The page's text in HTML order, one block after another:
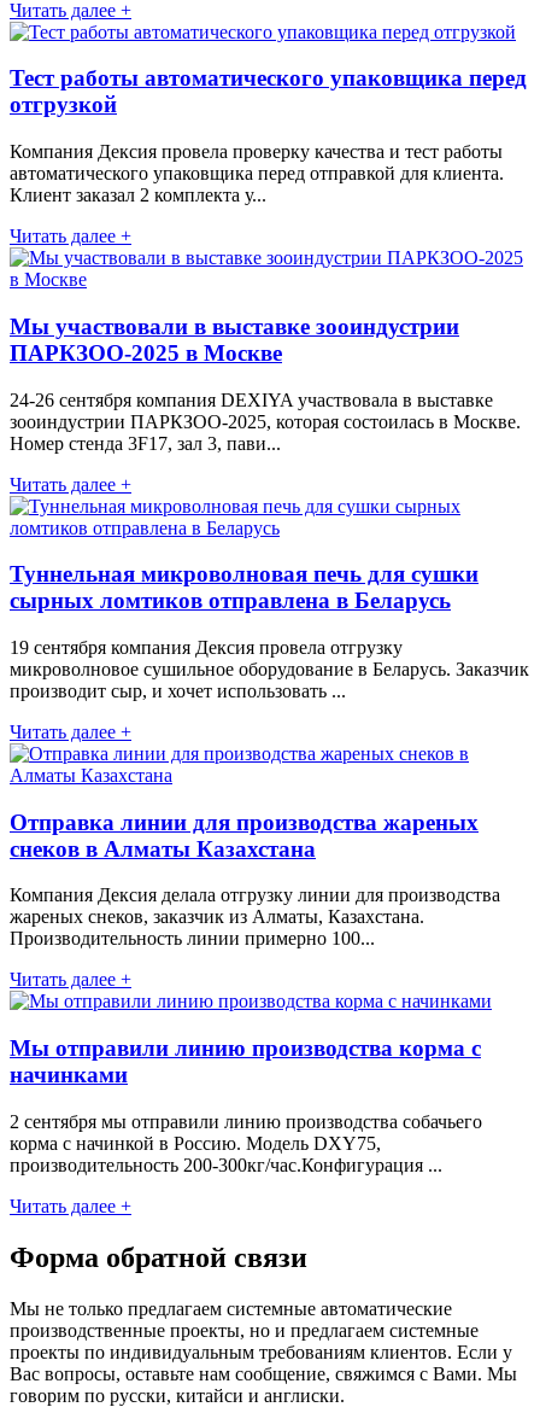
Читать далее +
Тест работы автоматического упаковщика перед
отгрузкой
Компания Дексия провела проверку качества и тест работы
автоматического упаковщика перед отправкой для клиента.
Клиент заказал 2 комплекта у...
Читать далее +
Мы участвовали в выставке зооиндустрии
ПАРКЗОО-2025 в Москве
24-26 сентября компания DEXIYA участвовала в выставке
зооиндустрии ПАРКЗОО-2025, которая состоилась в Москве.
Номер стенда 3F17, зал 3, пави...
Читать далее +
Туннельная микроволновая печь для сушки
сырных ломтиков отправлена в Беларусь
19 сентября компания Дексия провела отгрузку
микроволновое сушильное оборудование в Беларусь. Заказчик
производит сыр, и хочет использовать ...
Читать далее +
Отправка линии для производства жареных
снеков в Алматы Казахстана
Компания Дексия делала отгрузку линии для производства
жареных снеков, заказчик из Алматы, Казахстана.
Производительность линии примерно 100...
Читать далее +
Мы отправили линию производства корма с
начинками
2 сентября мы отправили линию производства собачьего
корма с начинкой в Россию. Модель DXY75,
производительность 200-300кг/час.Конфигурация ...
Читать далее +
Форма обратной связи
Мы не только предлагаем системные автоматические
производственные проекты, но и предлагаем системные
проекты по индивидуальным требованиям клиентов. Если у
Вас вопросы, оставьте нам сообщение, свяжимся с Вами. Мы
говорим по русски, китайси и англиски.